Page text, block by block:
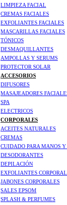
LIMPIEZA FACIAL
CREMAS FACIALES
EXFOLIANTES FACIALES
MASCARILLAS FACIALES
TÓNICOS
DESMAQUILLANTES
AMPOLLAS Y SERUMS
PROTECTOR SOLAR
ACCESORIOS
DIFUSORES
MASAJEADORES
SPA
ELECTRICOS
CORPORALES
ACEITES NATURALES
CREMAS
CUIDADO PARA MANOS Y
DESODORANTES
DEPILACIÓN
EXFOLIANTES
JABONES CORPORALES
SALES EPSOM
SPLASH & PERFUMES